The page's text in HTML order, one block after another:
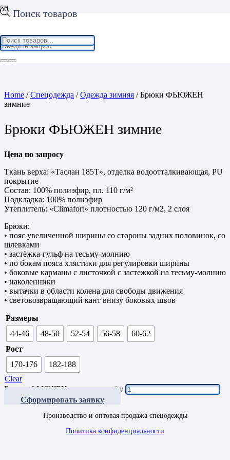
Поиск товаров
Home /Спецодежда /Одежда зимняя / Брюки ФЬЮЖЕН
зимние
Брюки ФЬЮЖЕН зимние
Цена по запросу
Ткань верха: «Таслан 185Т», отделка водоотталкивающая, PU
покрытие
Состав: 100% полиэфир, пл. 110 г/м²
Подкладка: 100% полиэфир
Утеплитель: «Climafort» плотностью 120 г/м2, 2 слоя
Брюки:
• пояс увеличенной ширины со стороны задних половинок, со
шлевками
• застёжка-гульф на тесьму-молнию
• по бокам пояса хлястики для регулировки ширины
• боковые карманы с листочкой с застежкой на тесьму-молнию
• наколенники
• вытачки в области колена для свободы движения
• световозвращающий кант внизу боковых швов
Размеры
44-46
48-50 52-54 56-58
60-62
Рост
170-176
182-188
Clear
Брюки ФЬЮЖЕН зимние quantity
Сформировать заявку
Производство и оптовая продажа спецодежды
Политика конфиденциальности